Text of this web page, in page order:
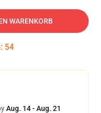
WARENKORB
: 54
Aug. 14 - Aug. 21